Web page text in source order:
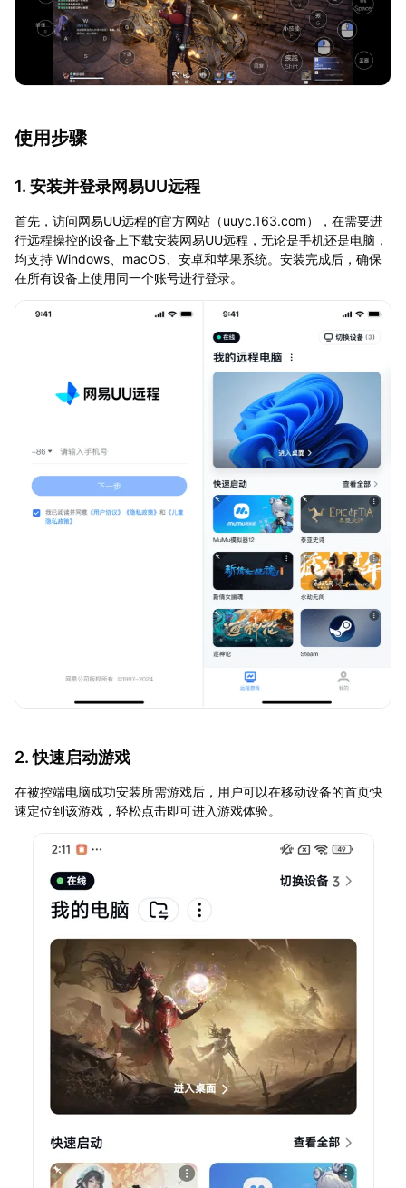
使用步骤
1. 安装并登录网易UU远程
首先，访问网易UU远程的官方网站（uuyc.163.com），在需要进
行远程操控的设备上下载安装网易UU远程，无论是手机还是电脑，
均支持 Windows、macOS、安卓和苹果系统。安装完成后，确保
在所有设备上使用同一个账号进行登录。
2. 快速启动游戏
在被控端电脑成功安装所需游戏后，用户可以在移动设备的首页快
速定位到该游戏，轻松点击即可进入游戏体验。